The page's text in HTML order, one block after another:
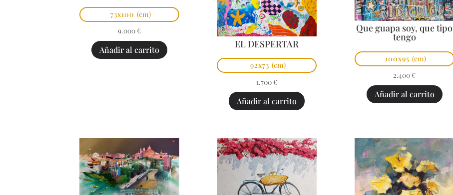
73x100 (cm)
9.000 €
Añadir al carrito
EL DESPERTAR
92x73 (cm)
1.700 €
Añadir al carrito
Que guapa soy, que tipo
tengo
100x95 (cm)
2.400 €
Añadir al carrito